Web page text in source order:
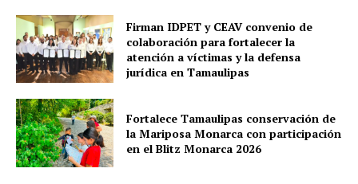
Firman IDPET y CEAV convenio de
colaboración para fortalecer la
atención a víctimas y la defensa
jurídica en Tamaulipas
Fortalece Tamaulipas conservación de
la Mariposa Monarca con participación
en el Blitz Monarca 2026